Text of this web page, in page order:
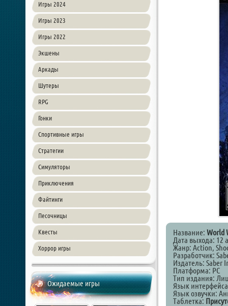
Игры 2024
Игры 2023
Игры 2022
Экшены
Аркады
Шутеры
RPG
Гонки
Спортивные игры
Стратегии
Симуляторы
Приключения
Файтинги
Песочницы
Квесты
Хоррор игры
Ожидаемые игры
Название: World
Дата выхода: 12
Жанр: Action,
Разработчик:
Издатель: Saber
Платформа: PC
Тип издания:
Язык
Язык озвучки:
Таблетка: